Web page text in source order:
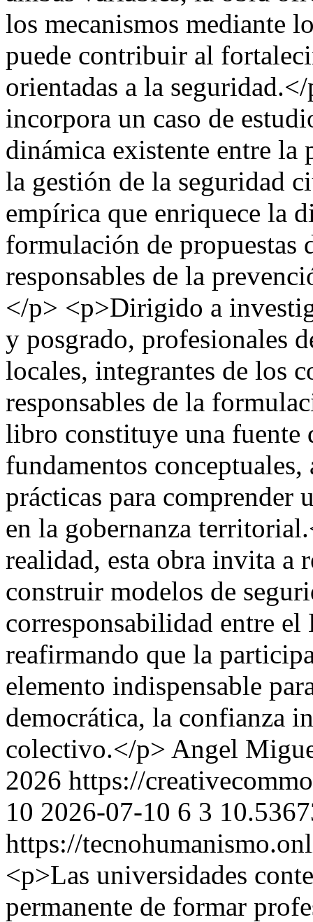
los mecanismos mediante
puede contribuir al
orientadas a la
incorpora un caso de
dinámica existente entre
la gestión de la seguridad
empírica que enriquece la
formulación de propuestas
responsables de la
</p> <p>Dirigido a
y posgrado, profesionales
locales, integrantes de los
responsables de la
libro constituye una fuente
fundamentos
prácticas para comprender
en la gobernanza
realidad, esta obra invita a
construir modelos de
corresponsabilidad entre el
reafirmando que la
elemento indispensable
democrática, la confianza
colectivo.</p> Angel
2026 https://
10 2026-07-10 6 3
https://
<p>Las universidades
permanente de formar